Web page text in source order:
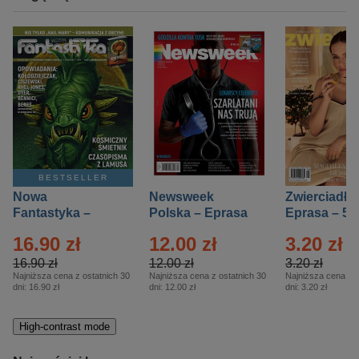
BESTSELLER
Nowa
Fantastyka –
16.90 zł
16.90 zł
Najniższa cena z ostatnich 30
dni: 16.90 zł
Newsweek
Polska – Eprasa
12.00 zł
12.00 zł
Najniższa cena z ostatnich 30
dni: 12.00 zł
Zwierciadło
Eprasa – 5/
3.20 zł
3.20 zł
Najniższa cena z
dni: 3.20 zł
High-contrast mode